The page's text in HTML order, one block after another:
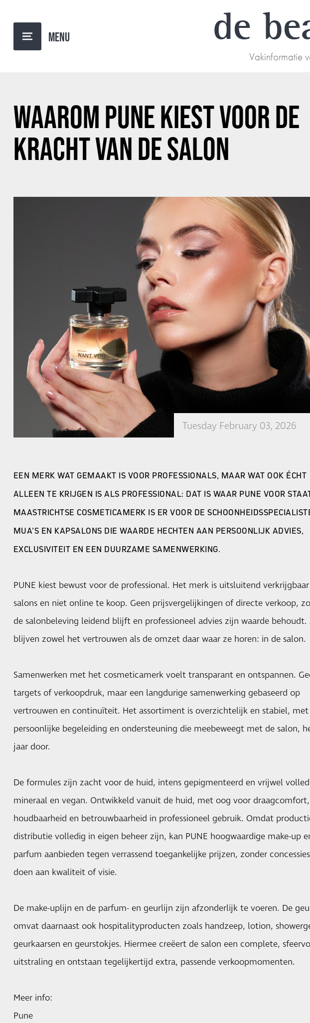
de
Vakinformatie
WAAROM PUNE KIEST VOOR DE
KRACHT VAN DE SALON
Tuesday February 03, 2026
EEN MERK WAT GEMAAKT IS VOOR PROFESSIONALS, MAAR WAT OOK ÉCHT
ALLEEN TE KRIJGEN IS ALS PROFESSIONAL: DAT IS WAAR PUNE VOOR
MAASTRICHTSE COSMETICAMERK IS ER VOOR DE
MUA’S EN KAPSALONS DIE WAARDE HECHTEN AAN PERSOONLIJK ADVIES,
EXCLUSIVITEIT EN EEN DUURZAME SAMENWERKING.
PUNE kiest bewust voor de professional. Het merk is uitsluitend
salons en niet online te koop. Geen prijsvergelijkingen of directe verkoop,
de salonbeleving leidend blijft en professioneel advies zijn waarde behoudt.
blijven zowel het vertrouwen als de omzet daar waar ze horen: in de salon.
Samenwerken met het cosmeticamerk voelt transparant en ontspannen.
targets of verkoopdruk, maar een langdurige samenwerking gebaseerd op
vertrouwen en continuïteit. Het assortiment is overzichtelijk en stabiel, met
persoonlijke begeleiding en ondersteuning die meebeweegt met de salon,
jaar door.
De formules zijn zacht voor de huid, intens gepigmenteerd en vrijwel
mineraal en vegan. Ontwikkeld vanuit de huid, met oog voor draagcomfort,
houdbaarheid en betrouwbaarheid in professioneel gebruik. Omdat
distributie volledig in eigen beheer zijn, kan PUNE hoogwaardige make-up
parfum aanbieden tegen verrassend toegankelijke prijzen, zonder
doen aan kwaliteit of visie.
De make-uplijn en de parfum- en geurlijn zijn afzonderlijk te voeren. De
omvat daarnaast ook hospitalityproducten zoals handzeep, lotion,
geurkaarsen en geurstokjes. Hiermee creëert de salon een complete,
uitstraling en ontstaan tegelijkertijd extra, passende verkoopmomenten.
Meer info:
Pune